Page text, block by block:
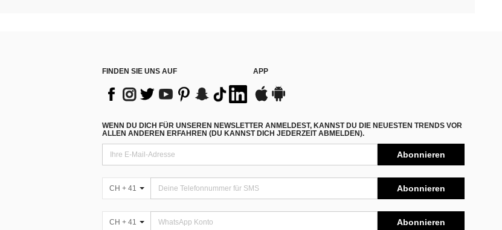
FINDEN SIE UNS AUF APP
WENN DU DICH FÜR UNSEREN NEWSLETTER ANMELDEST, KANNST DU DIE NEUESTEN TRENDS VOR
ALLEN ANDEREN ERFAHREN (DU KANNST DICH JEDERZEIT ABMELDEN).
Abonnieren
CH + 41 Abonnieren
CH + 41 Abonnieren